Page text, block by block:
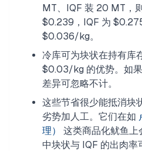
MT、IQF 装 20 MT，
$0.239，IQF 为
$0.036/kg。
冷库可为块状在持有库
$0.03/kg 的优势。如
差异可忽略不计。
这些节省很少能抵消块
劣势加人工。它们在如
理）
这类商品化鱿鱼上
中块状与 IQF 的出肉